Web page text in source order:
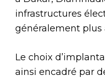
infrastructures
généralement plus
Le choix
ainsi encadré par